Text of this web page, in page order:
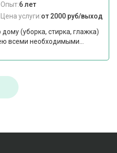
Опыт:6 лет
Цена услуги:от 2000 руб/выход
(уборка, стирка, глажка)
всеми необходимыми...